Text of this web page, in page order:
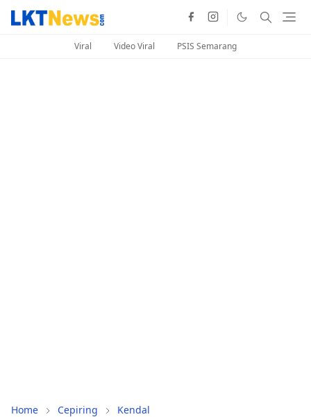
Viral Video Viral PSIS Semarang
Home Cepiring Kendal